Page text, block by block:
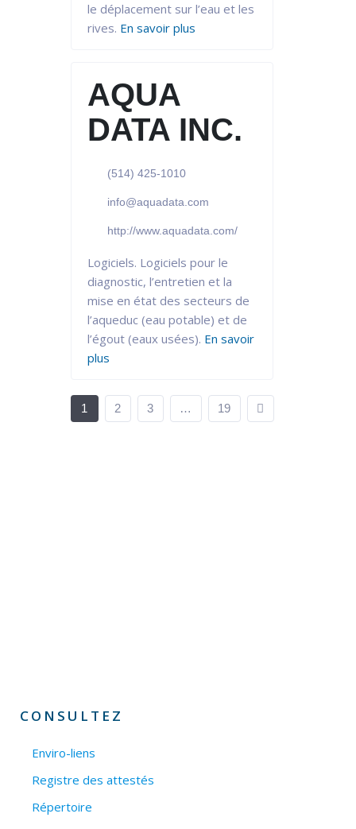
le déplacement sur l’eau et les
rives. En savoir plus
AQUA
DATA INC.
(514) 425-1010
info@aquadata.com
http://www.aquadata.com/
Logiciels. Logiciels pour le
diagnostic, l’entretien et la
mise en état des secteurs de
l’aqueduc (eau potable) et de
l’égout (eaux usées). En savoir
plus
1 2 3 … 19
CONSULTEZ
Enviro-liens
Registre des attestés
Répertoire